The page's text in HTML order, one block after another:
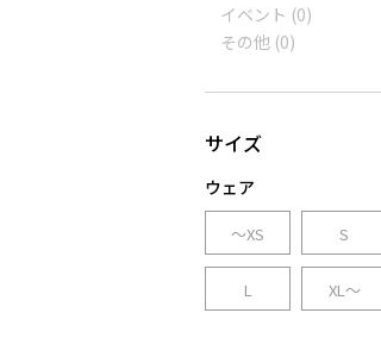
イベント (0)
その他 (0)
ウェア
～XS S
L XL～